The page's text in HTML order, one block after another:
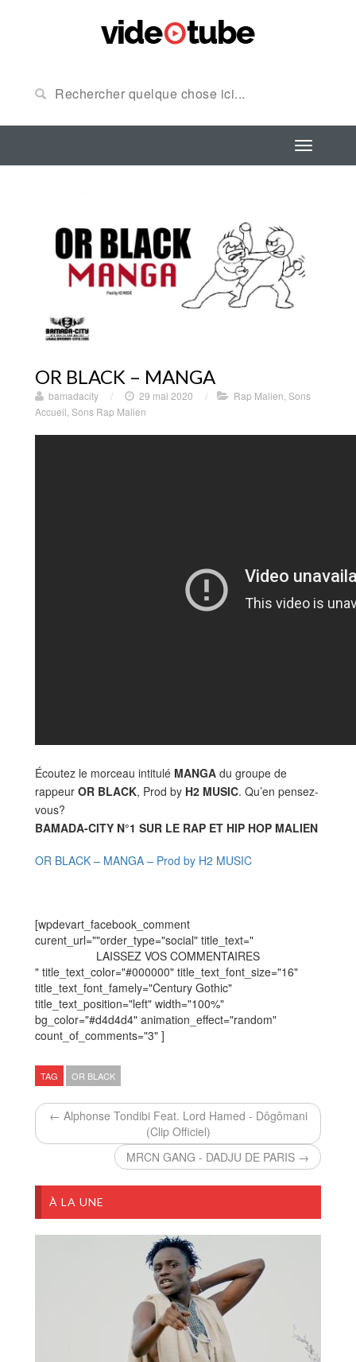
OR BLACK – MANGA
bamadacity / 29 mai 2020 / Rap Malien Sons
Accueil Sons Rap Malien
Écoutez le morceau intitulé MANGA du groupe de
rappeur OR BLACK, Prod by H2 MUSIC. Qu’en pensez-
vous?
BAMADA-CITY N°1 SUR LE RAP ET HIP HOP MALIEN
OR BLACK – MANGA – Prod by H2 MUSIC
[wpdevart_facebook_comment
curent_url=""order_type="social" title_text="
LAISSEZ VOS COMMENTAIRES
" title_text_color="#000000" title_text_font_size="16"
title_text_font_famely="Century Gothic"
title_text_position="left" width="100%"
bg_color="#d4d4d4" animation_effect="random"
count_of_comments="3" ]
TAG OR BLACK
← Alphonse Tondibi Feat. Lord Hamed - Dôgômani
(Clip Officiel)
MRCN GANG - DADJU DE PARIS →
À LA UNE